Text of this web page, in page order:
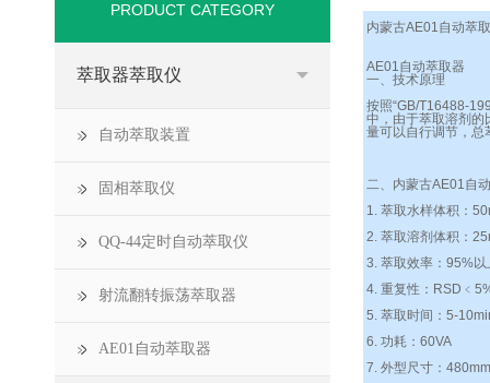
内蒙古AE01自动萃
AE01自动萃取器
一、技术原理
按照“GB/T16488-
中，由于萃取溶剂的
量可以自行调节，总
二、内蒙古AE01自
1. 萃取水样体积：
2. 萃取溶剂体积：
3. 萃取效率：95%以
4. 重复性：
5. 萃取时间：5-
6. 功耗：60VA
7. 外型尺寸：
PRODUCT CATEGORY
萃取器萃取仪
自动萃取装置
固相萃取仪
QQ-44定时自动萃取仪
射流翻转振荡萃取器
AE01自动萃取器